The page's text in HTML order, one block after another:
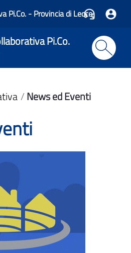
Pi.Co. - Provincia di Lecce
Pi.Co.
News ed Eventi